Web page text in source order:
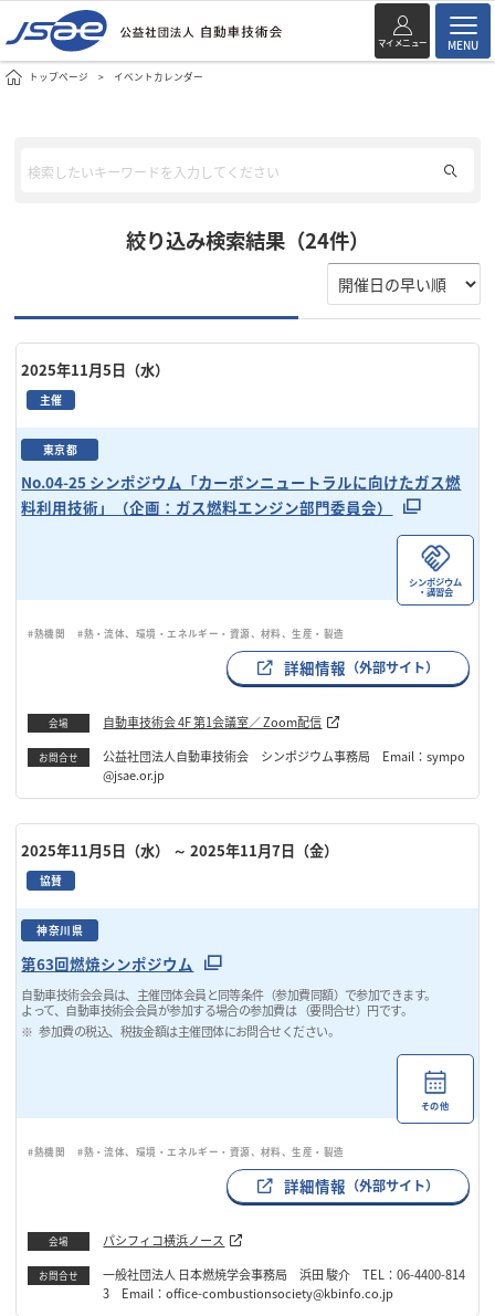
マイメニュー MENU
トップページ イベントカレンダー
絞り込み検索結果（24件）
2025年11月5日（水）
主催
東京都
No.04-25 シンポジウム「カーボンニュートラルに向けたガス燃
料利用技術」（企画：ガス燃料エンジン部門委員会）
シンポジウム
・講習会
#熱機関 #熱・流体、環境・エネルギー・資源、材料、生産・製造
詳細情報 （外部サイト）
会場 自動車技術会 4F 第1会議室／ Zoom配信
お問合せ
公益社団法人自動車技術会 シンポジウム事務局 Email：sympo
@jsae.or.jp
2025年11月5日（水） ～ 2025年11月7日（金）
協賛
神奈川県
第63回燃焼シンポジウム
自動車技術会会員は、主催団体会員と同等条件（参加費同額）で参加できます。
よって、自動車技術会会員が参加する場合の参加費は （要問合せ）円です。
参加費の税込、税抜金額は主催団体にお問合せください。
その他
#熱機関 #熱・流体、環境・エネルギー・資源、材料、生産・製造
詳細情報 （外部サイト）
会場 パシフィコ横浜ノース
お問合せ
一般社団法人 日本燃焼学会事務局 浜田 駿介 TEL：06-4400-814
3 Email：office-combustionsociety@kbinfo.co.jp